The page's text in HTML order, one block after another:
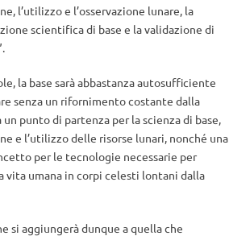
l’utilizzo e l’osservazione lunare, la
scientifica di base e la validazione di
la base sarà abbastanza autosufficiente
senza un rifornimento costante dalla
un punto di partenza per la scienza di base,
e l’utilizzo delle risorse lunari, nonché una
per le tecnologie necessarie per
vita umana in corpi celesti lontani dalla
si aggiungerà dunque a quella che